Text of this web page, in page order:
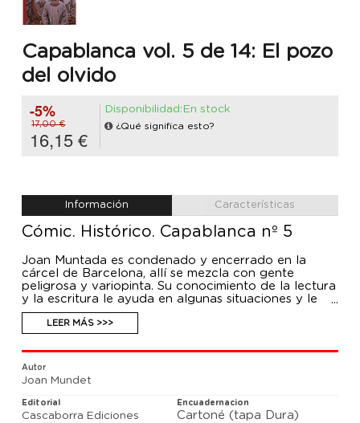
Capablanca vol. 5 de 14: El pozo
del olvido
-5%
17,00 €
16,15 €
Disponibilidad:En stock
¿Qué significa esto?
Información Características
Cómic. Histórico. Capablanca nº 5
Joan Muntada es condenado y encerrado en la
cárcel de Barcelona, allí se mezcla con gente
peligrosa y variopinta. Su conocimiento de la lectura
y la escritura le ayuda en algunas situaciones y le
proporciona algunas monedas.Hace amistad con
algunos bandoleros.
Al mismo tiempo, Tapaboques, un condenado que
está en la misma prisión, recibe el encargo de
acabar con Joan Muntada.
LEER MÁS >>>
Autor
Joan Mundet
Editorial
Cascaborra Ediciones
Encuadernacion
Cartoné (tapa Dura)